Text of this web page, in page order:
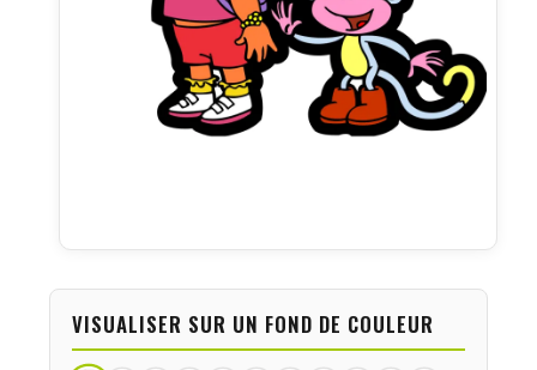
VISUALISER SUR UN FOND DE COULEUR